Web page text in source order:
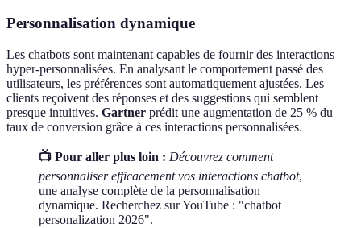
Personnalisation dynamique
Les chatbots sont maintenant capables de fournir des interactions
hyper-personnalisées. En analysant le comportement passé des
utilisateurs, les préférences sont automatiquement ajustées. Les
clients reçoivent des réponses et des suggestions qui semblent
presque intuitives. Gartner prédit une augmentation de 25 % du
taux de conversion grâce à ces interactions personnalisées.
📺 Pour aller plus loin : Découvrez comment
personnaliser efficacement vos interactions chatbot,
une analyse complète de la personnalisation
dynamique. Recherchez sur YouTube : "chatbot
personalization 2026".